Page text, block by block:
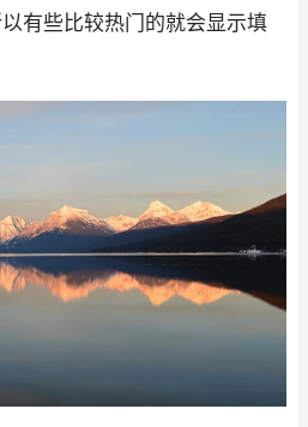
有些比较热门的就会显示填